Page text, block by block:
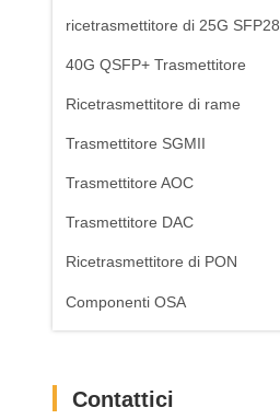
ricetrasmettitore di 25G SFP28
40G QSFP+ Trasmettitore
Ricetrasmettitore di rame
Trasmettitore SGMII
Trasmettitore AOC
Trasmettitore DAC
Ricetrasmettitore di PON
Componenti OSA
Contattici